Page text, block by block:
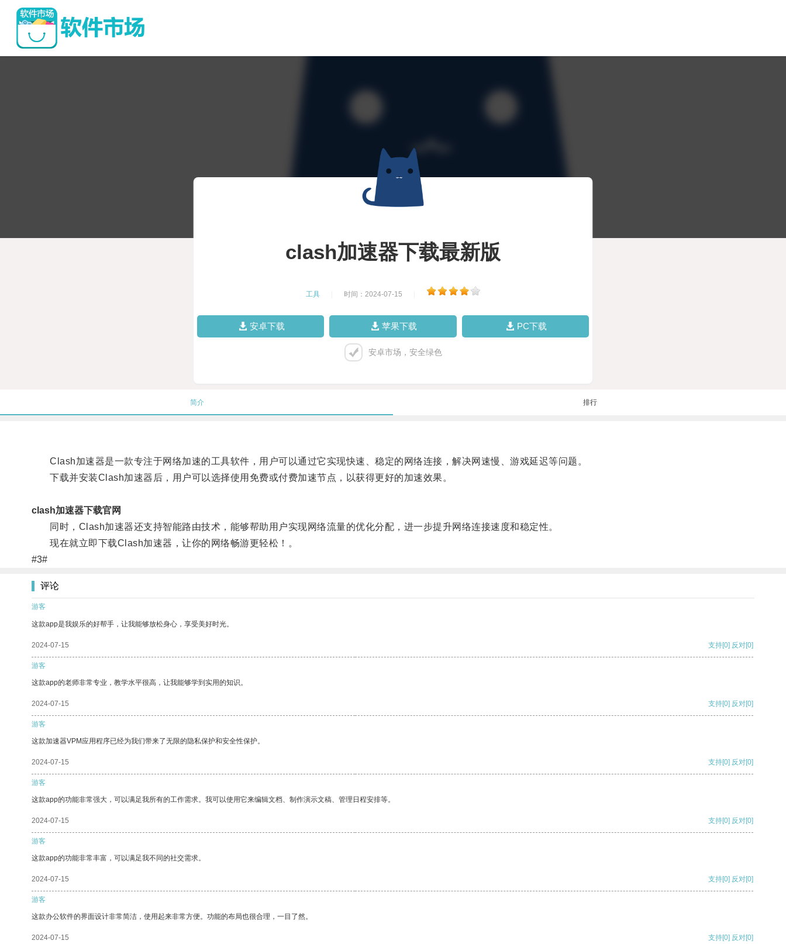
clash加速器下载最新版
工具 时间：2024-07-15
安卓下载 苹果下载 PC下载
安卓市场，安全绿色
简介 排行
Clash加速器是一款专注于网络加速的工具软件，用户可以通过它实现快速、稳定的网络连接，解决网速慢、游戏延迟等问题。
下载并安装Clash加速器后，用户可以选择使用免费或付费加速节点，以获得更好的加速效果。
clash加速器下载官网
同时，Clash加速器还支持智能路由技术，能够帮助用户实现网络流量的优化分配，进一步提升网络连接速度和稳定性。
现在就立即下载Clash加速器，让你的网络畅游更轻松！。
#3#
评论
游客
这款app是我娱乐的好帮手，让我能够放松身心，享受美好时光。
2024-07-15 支持[0] 反对[0]
游客
这款app的老师非常专业，教学水平很高，让我能够学到实用的知识。
2024-07-15 支持[0] 反对[0]
游客
这款加速器VPM应用程序已经为我们带来了无限的隐私保护和安全性保护。
2024-07-15 支持[0] 反对[0]
游客
这款app的功能非常强大，可以满足我所有的工作需求。我可以使用它来编辑文档、制作演示文稿、管理日程安排等。
2024-07-15 支持[0] 反对[0]
游客
这款app的功能非常丰富，可以满足我不同的社交需求。
2024-07-15 支持[0] 反对[0]
游客
这款办公软件的界面设计非常简洁，使用起来非常方便。功能的布局也很合理，一目了然。
2024-07-15 支持[0] 反对[0]